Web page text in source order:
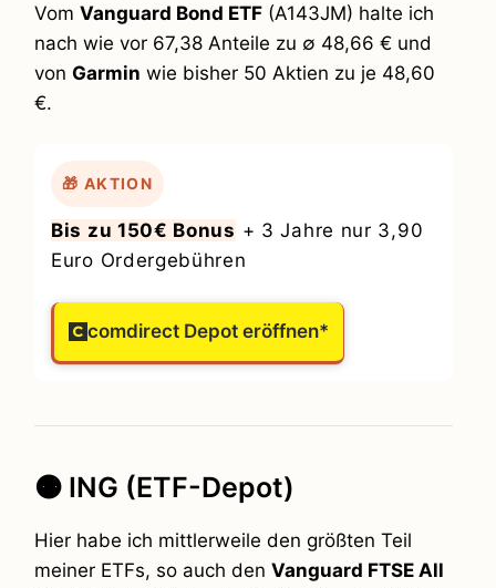
Vom Vanguard Bond ETF (A143JM) halte ich
nach wie vor 67,38 Anteile zu ∅ 48,66 € und
von Garmin wie bisher 50 Aktien zu je 48,60
€.
🎁 AKTION
Bis zu 150€ Bonus + 3 Jahre nur 3,90
Euro Ordergebühren
comdirect Depot eröffnen*
🟠 ING (ETF-Depot)
Hier habe ich mittlerweile den größten Teil
meiner ETFs, so auch den Vanguard FTSE All